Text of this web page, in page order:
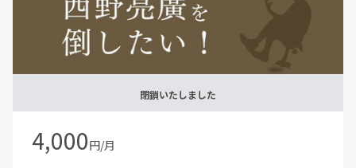
閉鎖いたしました
4,000円/月